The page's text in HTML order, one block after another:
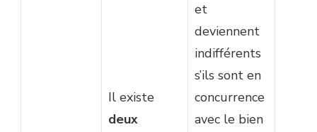
Il existe
deux
et
deviennent
indifférents
s’ils sont en
concurrence
avec le bien